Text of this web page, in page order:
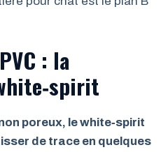
: la
poreux, le white‑spirit
de trace en quelques